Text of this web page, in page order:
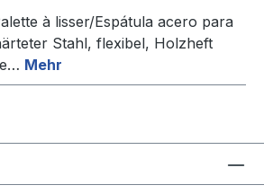
à lisser/Espátula acero para
Stahl, flexibel, Holzheft
Mehr